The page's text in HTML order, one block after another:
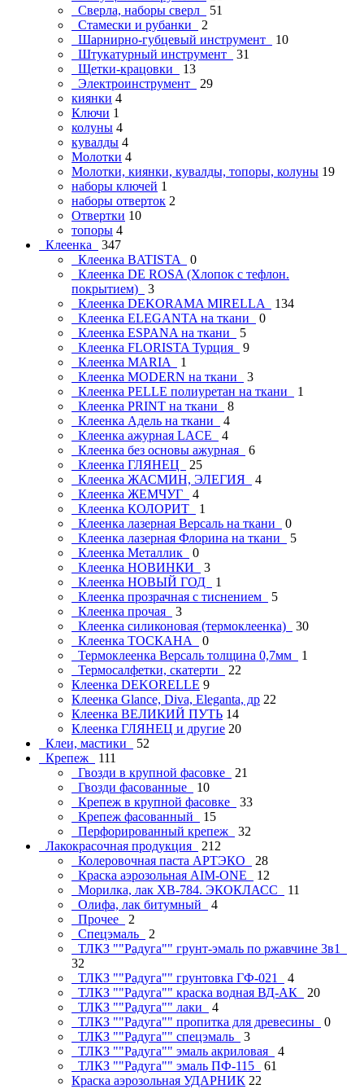
Сверла, наборы сверл
51
Стамески и рубанки
2
Шарнирно-губцевый инструмент
10
Штукатурный инструмент
31
Щетки-крацовки
13
Электроинструмент
29
киянки 4
Ключи 1
колуны 4
кувалды 4
Молотки 4
Молотки, киянки, кувалды, топоры, колуны 19
наборы ключей 1
наборы отверток 2
Отвертки 10
топоры 4
Клеенка
347
Клеенка BATISTA
0
Клеенка DE ROSA (Хлопок с тефлон.
покрытием)
3
Клеенка DEKORAMA MIRELLA
134
Клеенка ELEGANTA на ткани
0
Клеенка ESPANA на ткани
5
Клеенка FLORISTA Турция
9
Клеенка MARIA
1
Клеенка MODERN на ткани
3
Клеенка PELLE полиуретан на ткани
1
Клеенка PRINT на ткани
8
Клеенка Адель на ткани
4
Клеенка ажурная LAСE
4
Клеенка без основы ажурная
6
Клеенка ГЛЯНЕЦ
25
Клеенка ЖАСМИН, ЭЛЕГИЯ
4
Клеенка ЖЕМЧУГ
4
Клеенка КОЛОРИТ
1
Клеенка лазерная Версаль на ткани
0
Клеенка лазерная Флорина на ткани
5
Клеенка Металлик
0
Клеенка НОВИНКИ
3
Клеенка НОВЫЙ ГОД
1
Клеенка прозрачная с тиснением
5
Клеенка прочая
3
Клеенка силиконовая (термоклеенка)
30
Клеенка ТОСКАНА
0
Термоклеенка Версаль толщина 0,7мм
1
Термосалфетки, скатерти
22
Клеенка DEKORELLE 9
Клеенка Glance, Diva, Eleganta, др 22
Клеенка ВЕЛИКИЙ ПУТЬ 14
Клеенка ГЛЯНЕЦ и другие 20
Клеи, мастики
52
Крепеж
111
Гвозди в крупной фасовке
21
Гвозди фасованные
10
Крепеж в крупной фасовке
33
Крепеж фасованный
15
Перфорированный крепеж
32
Лакокрасочная продукция
212
Колеровочная паста АРТЭКО
28
Краска аэрозольная AIM-ONE
12
Морилка, лак ХВ-784. ЭКОКЛАСС
11
Олифа, лак битумный
4
Прочее
2
Спецэмаль
2
ТЛКЗ ""Радуга"" грунт-эмаль по ржавчине 3в1
32
ТЛКЗ ""Радуга"" грунтовка ГФ-021
4
ТЛКЗ ""Радуга"" краска водная ВД-АК
20
ТЛКЗ ""Радуга"" лаки
4
ТЛКЗ ""Радуга"" пропитка для древесины
0
ТЛКЗ ""Радуга"" спецэмаль
3
ТЛКЗ ""Радуга"" эмаль акриловая
4
ТЛКЗ ""Радуга"" эмаль ПФ-115
61
Краска аэрозольная УДАРНИК 22